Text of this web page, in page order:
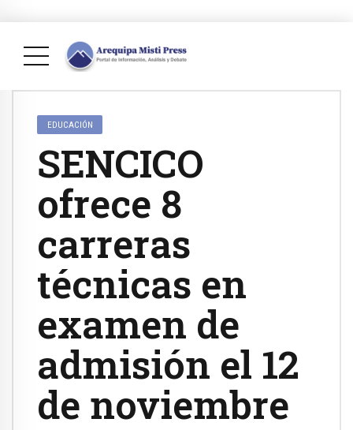
EDUCACIÓN
SENCICO
ofrece 8
carreras
técnicas en
examen de
admisión el 12
de noviembre